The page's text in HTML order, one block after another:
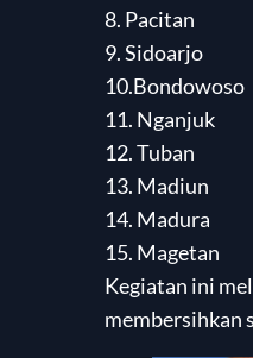
8. Pacitan
9. Sidoarjo
10.Bondowoso
11. Nganjuk
12. Tuban
13. Madiun
14. Madura
15. Magetan
Kegiatan ini
membersihkan